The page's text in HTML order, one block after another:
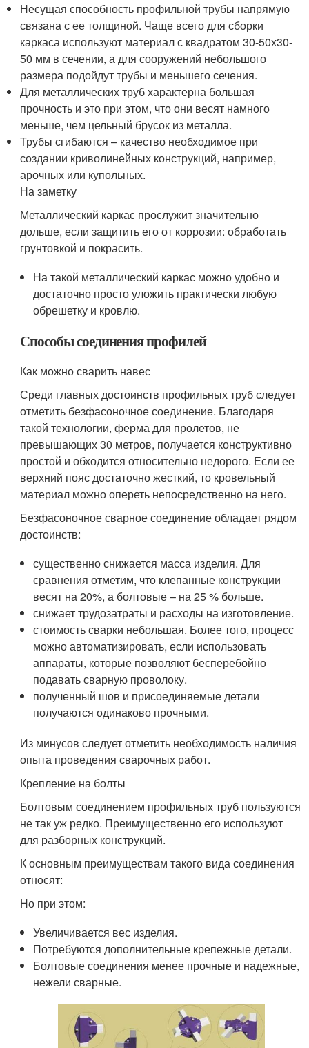
Несущая способность профильной трубы напрямую
связана с ее толщиной. Чаще всего для сборки
каркаса используют материал с квадратом 30-50х30-
50 мм в сечении, а для сооружений небольшого
размера подойдут трубы и меньшего сечения.
Для металлических труб характерна большая
прочность и это при этом, что они весят намного
меньше, чем цельный брусок из металла.
Трубы сгибаются – качество необходимое при
создании криволинейных конструкций, например,
арочных или купольных.
На заметку
Металлический каркас прослужит значительно
дольше, если защитить его от коррозии: обработать
грунтовкой и покрасить.
На такой металлический каркас можно удобно и
достаточно просто уложить практически любую
обрешетку и кровлю.
Способы соединения профилей
Как можно сварить навес
Среди главных достоинств профильных труб следует
отметить безфасоночное соединение. Благодаря
такой технологии, ферма для пролетов, не
превышающих 30 метров, получается конструктивно
простой и обходится относительно недорого. Если ее
верхний пояс достаточно жесткий, то кровельный
материал можно опереть непосредственно на него.
Безфасоночное сварное соединение обладает рядом
достоинств:
существенно снижается масса изделия. Для
сравнения отметим, что клепанные конструкции
весят на 20%, а болтовые – на 25 % больше.
снижает трудозатраты и расходы на изготовление.
стоимость сварки небольшая. Более того, процесс
можно автоматизировать, если использовать
аппараты, которые позволяют бесперебойно
подавать сварную проволоку.
полученный шов и присоединяемые детали
получаются одинаково прочными.
Из минусов следует отметить необходимость наличия
опыта проведения сварочных работ.
Крепление на болты
Болтовым соединением профильных труб пользуются
не так уж редко. Преимущественно его используют
для разборных конструкций.
К основным преимуществам такого вида соединения
относят:
Но при этом:
Увеличивается вес изделия.
Потребуются дополнительные крепежные детали.
Болтовые соединения менее прочные и надежные,
нежели сварные.